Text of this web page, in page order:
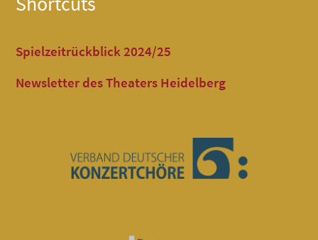
Spielzeitrückblick 2024/25
Newsletter des Theaters Heidelberg